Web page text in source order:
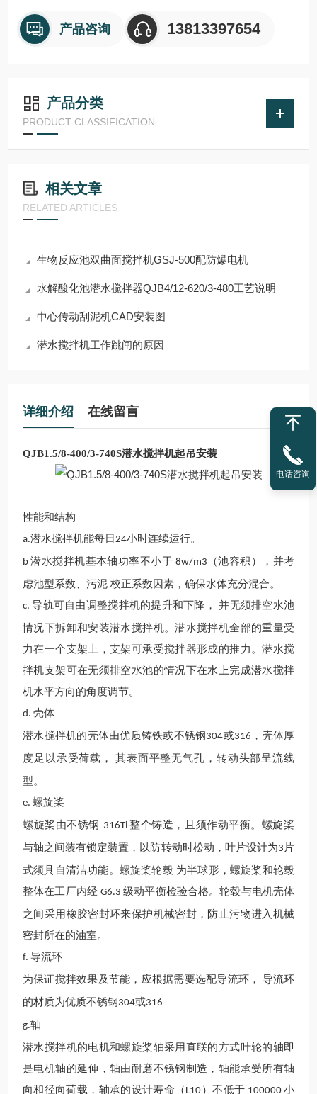
产品咨询 13813397654
产品分类
PRODUCT CLASSIFICATION
相关文章
RELATED ARTICLES
生物反应池双曲面搅拌机GSJ-500配防爆电机
水解酸化池潜水搅拌器QJB4/12-620/3-480工艺说明
中心传动刮泥机CAD安装图
潜水搅拌机工作跳闸的原因
详细介绍 在线留言
QJB1.5/8-400/3-740S潜水搅拌机起吊安装
性能和结构
a.潜水搅拌机能每日 24小时连续运行。
b潜水搅拌机基本轴功率不小于 8w/m3 （池容积），并考
虑池型系数、污泥 校正系数因素，确保水体充分混合。
c.导轨可自由调整搅拌机的提升和下降， 并无须排空水池
情况下拆卸和安装潜水搅拌机。潜水搅拌机全部的重量受
力在一个支架上 ， 支架可承受搅拌器形成的推力。潜水搅
拌机支架可在无须排空水池的情况下在水上完成潜水搅拌
机水平方向的角度调节。
d. 壳体
潜水搅拌机的壳体由优质铸铁或不锈钢304或316 ，壳体厚
度足以承受荷载，
其表面平整无气孔，转动头部呈流线
型。
e. 螺旋桨
螺旋桨由不锈钢 316Ti整个铸造，且须作动平衡。螺旋桨
与轴之间装有锁定装置，以防转动时松动，叶片设计为3 片
式须具自清洁功能。螺旋桨轮毂 为半球形，螺旋桨和轮毂
整体在工厂内经 G6.3级动平衡检验合格。轮毂与电机壳体
之间采用橡胶密封环来保护机械密封，防止污物进入机械
密封所在的油室。
f. 导流环
为保证搅拌效果及节能，应根据需要选配导流环，
导流环
的材质为优质不锈钢304或316
g.轴
潜水搅拌机的电机和螺旋桨轴采用直联的方式叶轮的轴即
是电机轴的延伸，轴由耐磨不锈钢制造，轴能承受所有轴
向和径向荷载 ， 轴承的设计寿命（ L10 ）不低于 100000小
电话咨询